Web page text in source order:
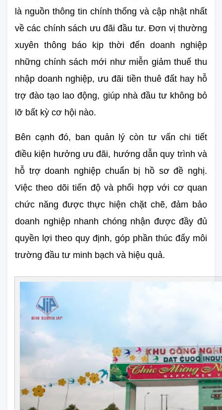
là nguồn thông tin chính thống và cập nhật nhất
về các chính sách ưu đãi đầu tư. Đơn vị thường
xuyên thông báo kịp thời đến doanh nghiệp
những chính sách mới như miễn giảm thuế thu
nhập doanh nghiệp, ưu đãi tiền thuê đất hay hỗ
trợ đào tạo lao động, giúp nhà đầu tư không bỏ
lỡ bất kỳ cơ hội nào.
Bên cạnh đó, ban quản lý còn tư vấn chi tiết
điều kiện hưởng ưu đãi, hướng dẫn quy trình và
hỗ trợ doanh nghiệp chuẩn bị hồ sơ đề nghị.
Việc theo dõi tiến độ và phối hợp với cơ quan
chức năng được thực hiện chặt chẽ, đảm bảo
doanh nghiệp nhanh chóng nhận được đầy đủ
quyền lợi theo quy định, góp phần thúc đẩy môi
trường đầu tư minh bạch và hiệu quả.